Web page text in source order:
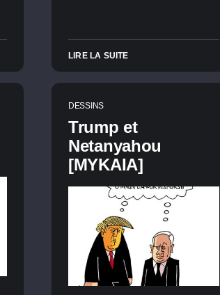
LIRE LA SUITE
DESSINS
Trump et
Netanyahou
[MYKAIA]